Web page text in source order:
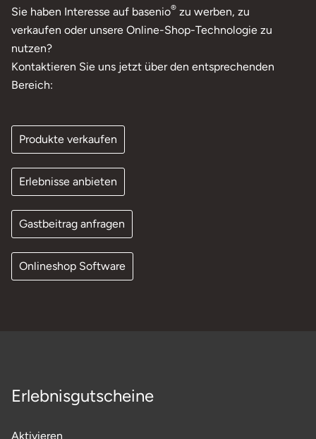
Sie haben Interesse auf basenio® zu werben, zu
verkaufen oder unsere Online-Shop-Technologie zu
nutzen?
Kontaktieren Sie uns jetzt über den entsprechenden
Bereich:
Produkte verkaufen
Erlebnisse anbieten
Gastbeitrag anfragen
Onlineshop Software
Erlebnisgutscheine
Aktivieren